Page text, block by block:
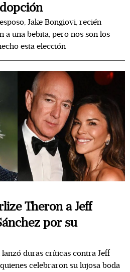
Jake Bongiovi, recién
a una bebita, pero nos son los
esta elección
Theron a Jeff
por su
duras críticas contra Jeff
celebraron su lujosa boda